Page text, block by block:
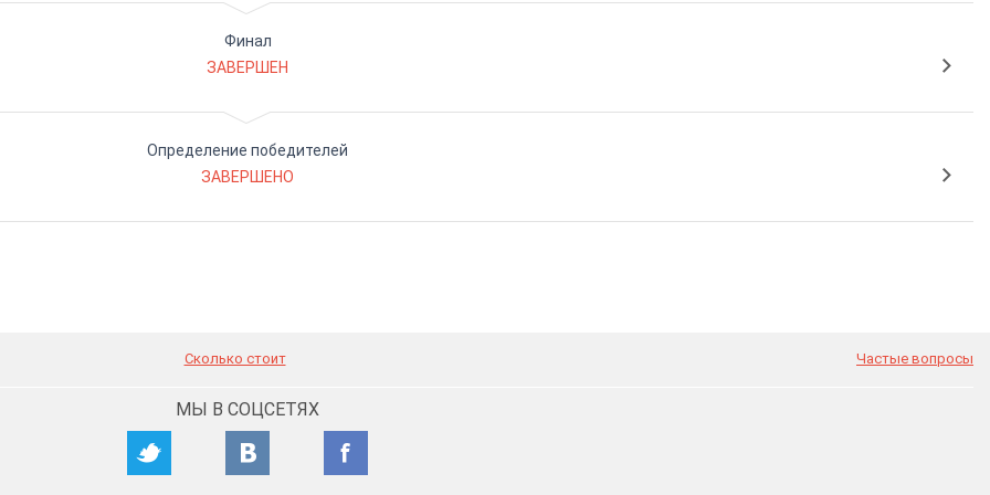
Финал
ЗАВЕРШЕН
Определение победителей
ЗАВЕРШЕНО
Сколько стоит Частые вопросы
МЫ В СОЦСЕТЯХ